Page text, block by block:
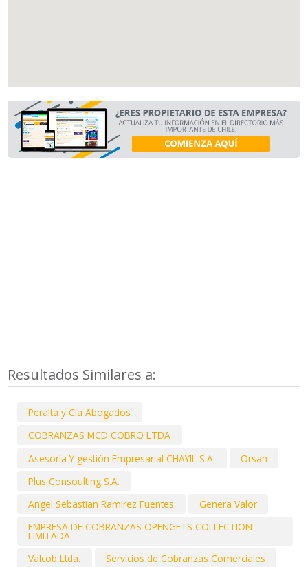
Resultados Similares a:
Peralta y Cía Abogados
COBRANZAS MCD COBRO LTDA
Asesoría Y gestión Empresarial CHAYIL S.A.
Orsan
Plus Consoulting S.A.
Angel Sebastian Ramirez Fuentes
Genera Valor
EMPRESA DE COBRANZAS OPENGETS COLLECTION
LIMITADA
Valcob Ltda.
Servicios de Cobranzas Comerciales